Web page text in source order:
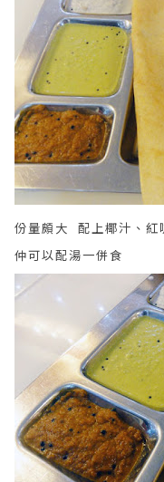
份量頗大 配上椰汁、紅
仲可以配湯一併食